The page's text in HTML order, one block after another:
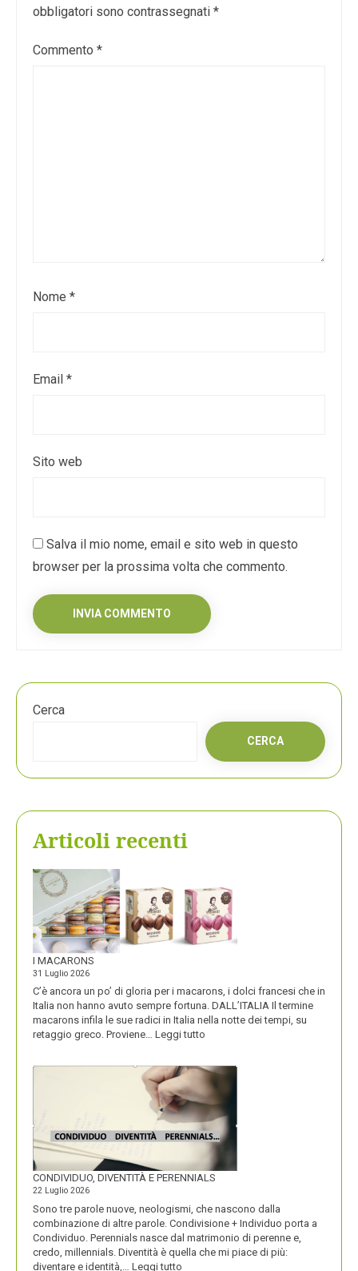
obbligatori sono contrassegnati *
Commento *
Nome *
Email *
Sito web
Salva il mio nome, email e sito web in questo
browser per la prossima volta che commento.
Cerca
CERCA
Articoli recenti
I MACARONS
31 Luglio 2026
C’è ancora un po’ di gloria per i macarons, i dolci francesi che in
Italia non hanno avuto sempre fortuna. DALL’ITALIA Il termine
macarons infila le sue radici in Italia nella notte dei tempi, su
retaggio greco. Proviene… Leggi tutto
MACARONS
CONDIVIDUO, DIVENTITÀ E PERENNIALS
22 Luglio 2026
Sono tre parole nuove, neologismi, che nascono dalla
combinazione di altre parole. Condivisione + Individuo porta a
Condividuo. Perennials nasce dal matrimonio di perenne e,
credo, millennials. Diventità è quella che mi piace di più:
diventare e identità,… Leggi tutto